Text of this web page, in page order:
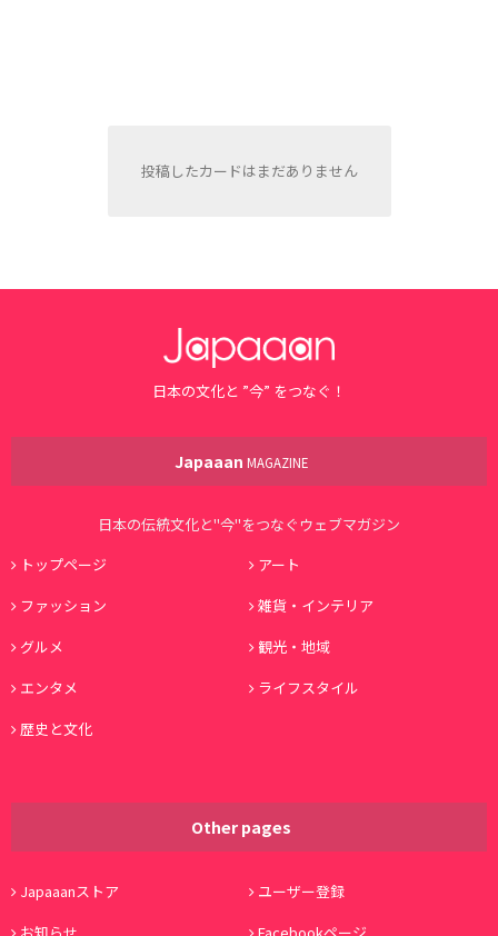
投稿したカードはまだありません
日本の文化と ”今” をつなぐ！
Japaaan MAGAZINE
日本の伝統文化と"今"をつなぐウェブマガジン
トップページ
アート
ファッション
雑貨・インテリア
グルメ
観光・地域
エンタメ
ライフスタイル
歴史と文化
Other pages
Japaaanストア
ユーザー登録